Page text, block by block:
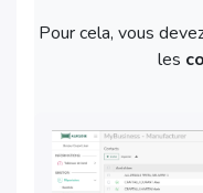
Pour cela, vous
les